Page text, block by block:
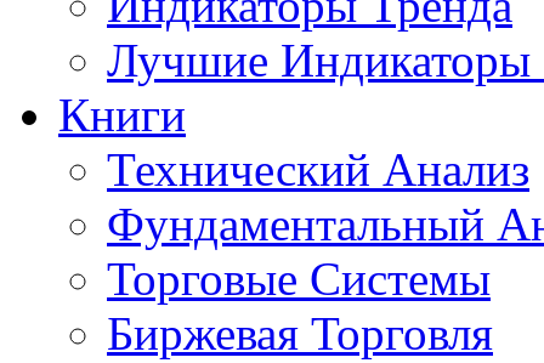
Лучшие Индикаторы
Книги
Технический Анализ
Фундаментальный
Торговые Системы
Биржевая Торговля